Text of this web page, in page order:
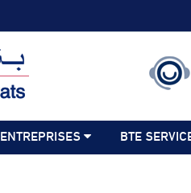
ENTREPRISES BTE